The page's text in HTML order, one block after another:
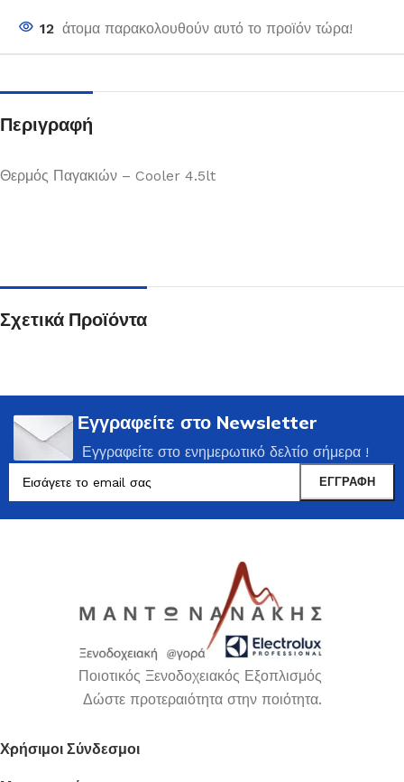
12 άτομα παρακολουθούν αυτό το προϊόν τώρα!
Περιγραφή
Θερμός Παγακιών – Cooler 4.5lt
Σχετικά Προϊόντα
Εγγραφείτε στο Newsletter
Εγγραφείτε στο ενημερωτικό δελτίο σήμερα !
Ποιοτικός Ξενοδοχειακός Εξοπλισμός
Δώστε προτεραιότητα στην ποιότητα.
Χρήσιμοι Σύνδεσμοι